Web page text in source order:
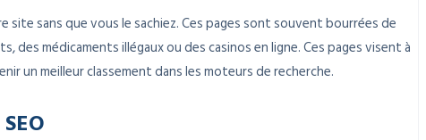
sans que vous le sachiez. Ces pages sont souvent bourrées de
médicaments illégaux ou des casinos en ligne. Ces pages visent à
un meilleur classement dans les moteurs de recherche.